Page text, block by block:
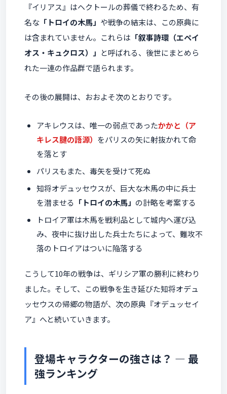
『イリアス』はヘクトールの葬儀で終わるため、有
名な 「トロイの木馬」 や戦争の結末は、この原典に
は含まれていません。これらは 「叙事詩環（エペイ
オス・キュクロス）」 と呼ばれる、後世にまとめら
れた一連の作品群で語られます。
その後の展開は、おおよそ次のとおりです。
アキレウスは、唯一の弱点であったかかと（ア
キレス腱の語源） をパリスの矢に射抜かれて命
を落とす
パリスもまた、毒矢を受けて死ぬ
知将オデュッセウスが、巨大な木馬の中に兵士
を潜ませる 「トロイの木馬」 の計略を考案する
トロイア軍は木馬を戦利品として城内へ運び込
み、夜中に抜け出した兵士たちによって、難攻不
落のトロイアはついに陥落する
こうして10年の戦争は、ギリシア軍の勝利に終わり
ました。そして、この戦争を生き延びた知将オデュ
ッセウスの帰郷の物語が、次の原典『オデュッセイ
ア』へと続いていきます。
登場キャラクターの強さは？ ― 最
強ランキング